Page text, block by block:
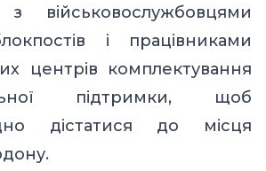
військовослужбовцями
і працівниками
центрів комплектування
підтримки, щоб
дістатися до місця